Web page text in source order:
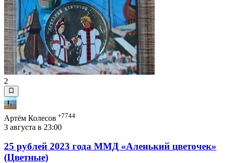
2
Артём Колесов +7744
3 августа в 23:00
25 рублей 2023 года ММД «Аленький цветочек»
(Цветные)